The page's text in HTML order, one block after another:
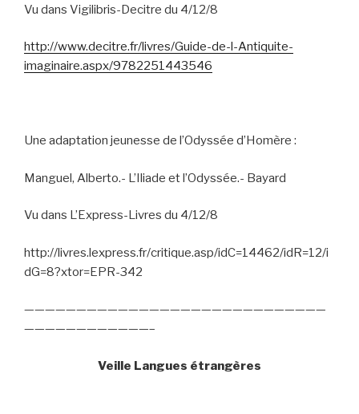
Vu dans Vigilibris-Decitre du 4/12/8
http://www.decitre.fr/livres/Guide-de-l-Antiquite-
imaginaire.aspx/9782251443546
Une adaptation jeunesse de l’Odyssée d’Homère :
Manguel, Alberto.- L’Iliade et l’Odyssée.- Bayard
Vu dans L’Express-Livres du 4/12/8
http://livres.lexpress.fr/critique.asp/idC=14462/idR=12/i
dG=8?xtor=EPR-342
—————————————————————————————
————————————–
Veille Langues étrangères